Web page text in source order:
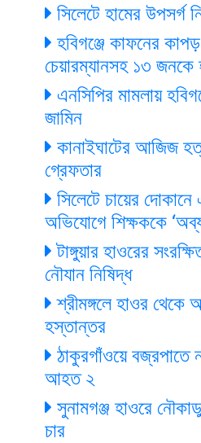
সিলেটে হামের
হবিগঞ্জে কাফনের
চেয়ারম্যানসহ ১৩ জনকে
এনসিপির মামলায়
জামিন
কানাইঘাটের আজিজ
গ্রেফতার
সিলেটে চায়ের
অভিযোগে শিক্ষককে
টাঙ্গুয়ার হাওরের
নৌযান নিষিদ্ধ
শ্রীমঙ্গলে হাওর
হস্তান্তর
ঠাকুরগাঁওয়ে বজ্রপাতে
আহত ২
সুনামগঞ্জ হাওরে
চার